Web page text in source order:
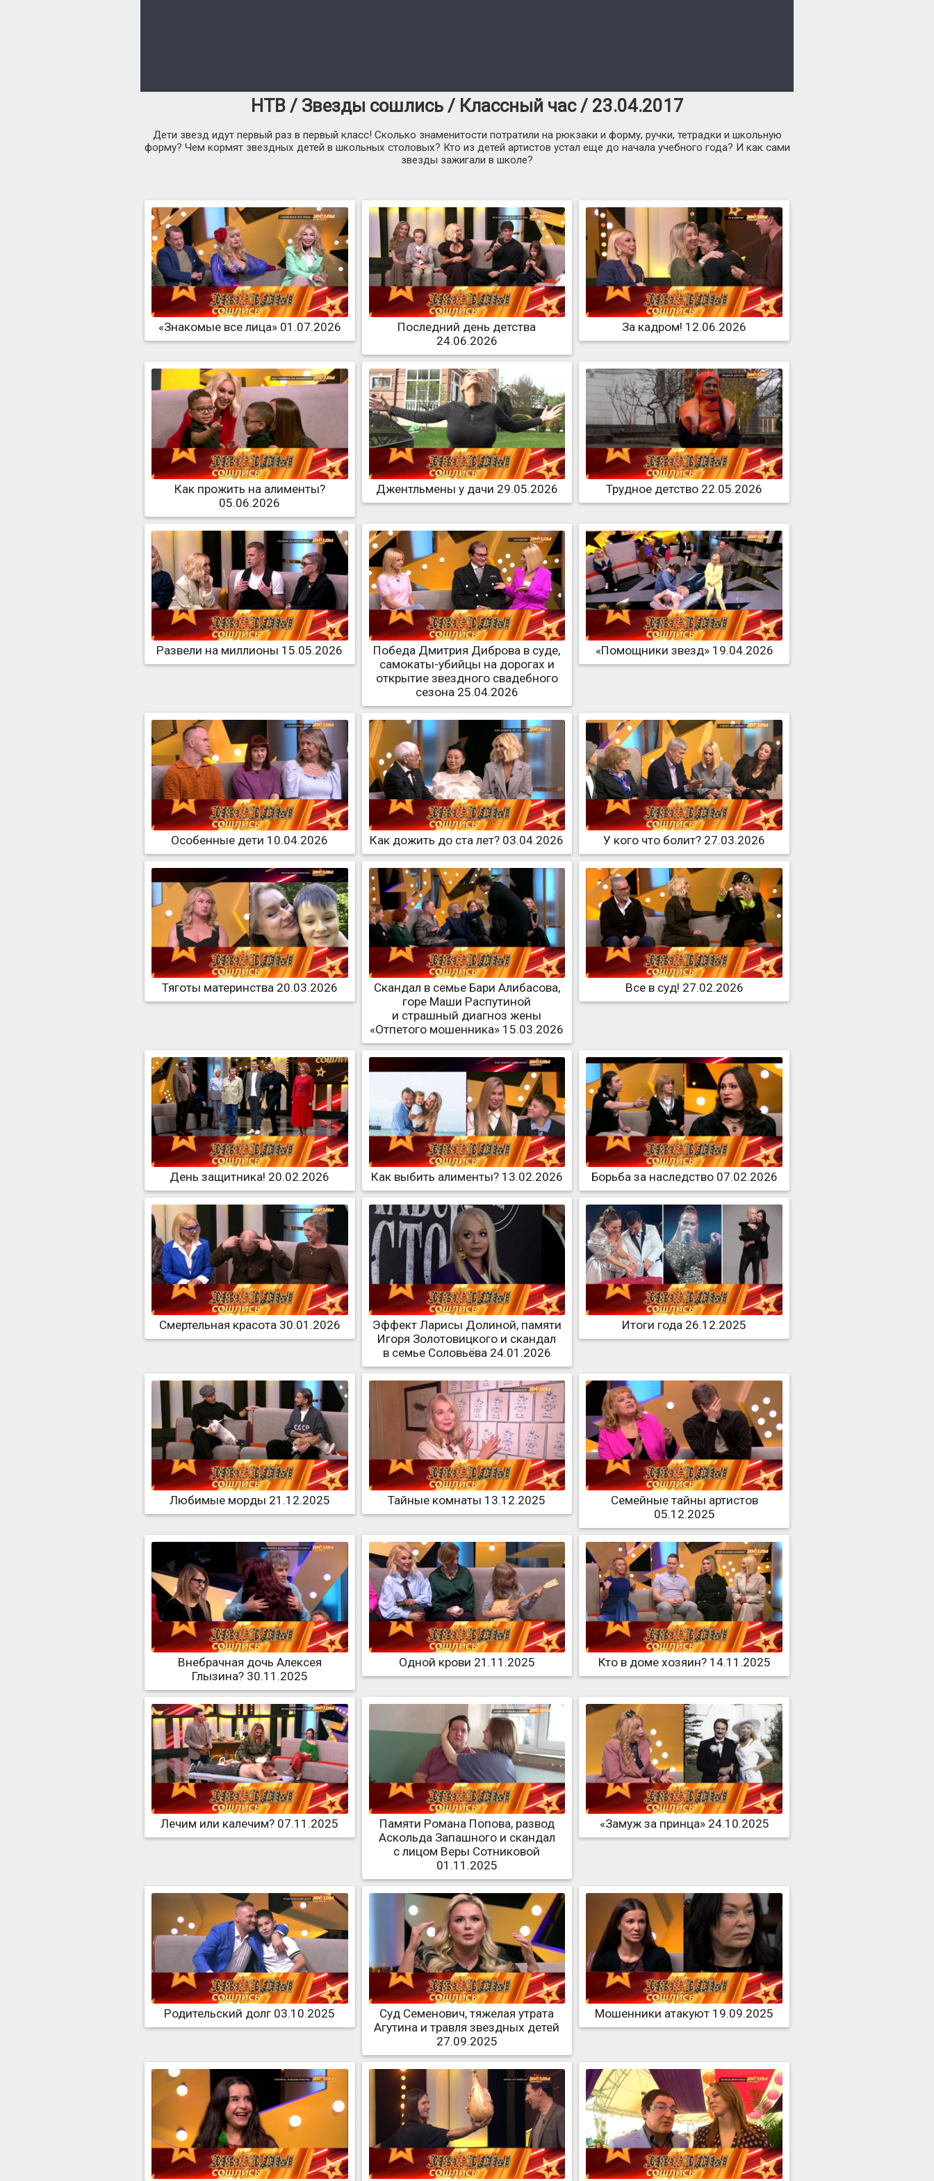
НТВ / Звезды сошлись / Классный час / 23.04.2017
Дети звезд идут первый раз в первый класс! Сколько знаменитости потратили на рюкзаки и форму, ручки, тетрадки и школьную
форму? Чем кормят звездных детей в школьных столовых? Кто из детей артистов устал еще до начала учебного года? И как сами
звезды зажигали в школе?
«Знакомые все лица» 01.07.2026
Последний день детства
24.06.2026
За кадром! 12.06.2026
Как прожить на алименты?
05.06.2026
Джентльмены у дачи 29.05.2026 Трудное детство 22.05.2026
Развели на миллионы 15.05.2026
Победа Дмитрия Диброва в суде,
самокаты-убийцы на дорогах и
открытие звездного свадебного
сезона 25.04.2026
«Помощники звезд» 19.04.2026
Особенные дети 10.04.2026 Как дожить до ста лет? 03.04.2026 У кого что болит? 27.03.2026
Тяготы материнства 20.03.2026
Скандал в семье Бари Алибасова,
горе Маши Распутиной
и страшный диагноз жены
«Отпетого мошенника» 15.03.2026
Все в суд! 27.02.2026
День защитника! 20.02.2026 Как выбить алименты? 13.02.2026 Борьба за наследство 07.02.2026
Смертельная красота 30.01.2026
Эффект Ларисы Долиной, памяти
Игоря Золотовицкого и скандал
в семье Соловьёва 24.01.2026
Итоги года 26.12.2025
Любимые морды 21.12.2025 Тайные комнаты 13.12.2025
Семейные тайны артистов
05.12.2025
Внебрачная дочь Алексея
Глызина? 30.11.2025
Одной крови 21.11.2025 Кто в доме хозяин? 14.11.2025
Лечим или калечим? 07.11.2025
Памяти Романа Попова, развод
Аскольда Запашного и скандал
с лицом Веры Сотниковой
01.11.2025
«Замуж за принца» 24.10.2025
Родительский долг 03.10.2025
Суд Семенович, тяжелая утрата
Агутина и травля звездных детей
27.09.2025
Мошенники атакуют 19.09.2025